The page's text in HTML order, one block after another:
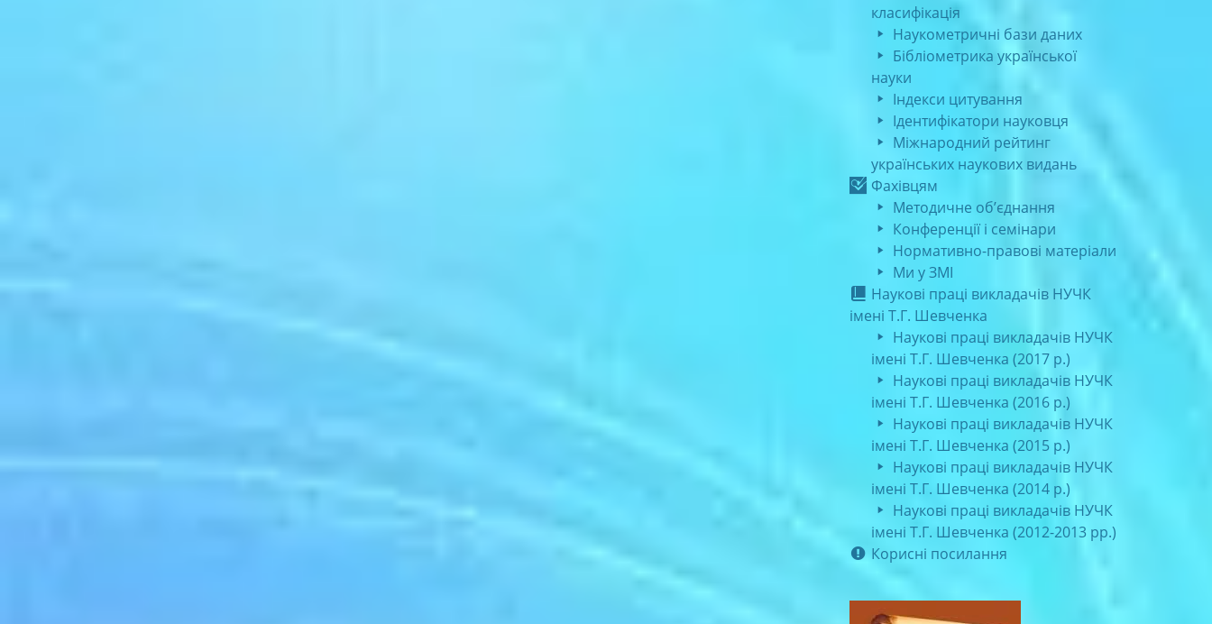
класифікація
Наукометричні бази даних
Бібліометрика української
науки
Індекси цитування
Ідентифікатори науковця
Міжнародний рейтинг
українських наукових видань
Фахівцям
Методичне об’єднання
Конференції і семінари
Нормативно-правові матеріали
Ми у ЗМІ
Наукові праці викладачів НУЧК
імені Т.Г. Шевченка
Наукові праці викладачів НУЧК
імені Т.Г. Шевченка (2017 р.)
Наукові праці викладачів НУЧК
імені Т.Г. Шевченка (2016 р.)
Наукові праці викладачів НУЧК
імені Т.Г. Шевченка (2015 р.)
Наукові праці викладачів НУЧК
імені Т.Г. Шевченка (2014 р.)
Наукові праці викладачів НУЧК
імені Т.Г. Шевченка (2012-2013 рр.)
Корисні посилання